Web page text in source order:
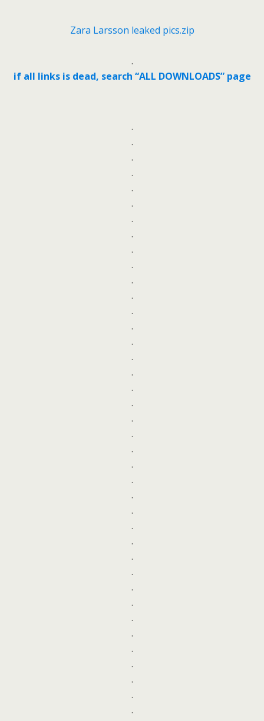
Zara Larsson leaked pics.zip
.
if all links is dead, search “ALL DOWNLOADS” page
.
.
.
.
.
.
.
.
.
.
.
.
.
.
.
.
.
.
.
.
.
.
.
.
.
.
.
.
.
.
.
.
.
.
.
.
.
.
.